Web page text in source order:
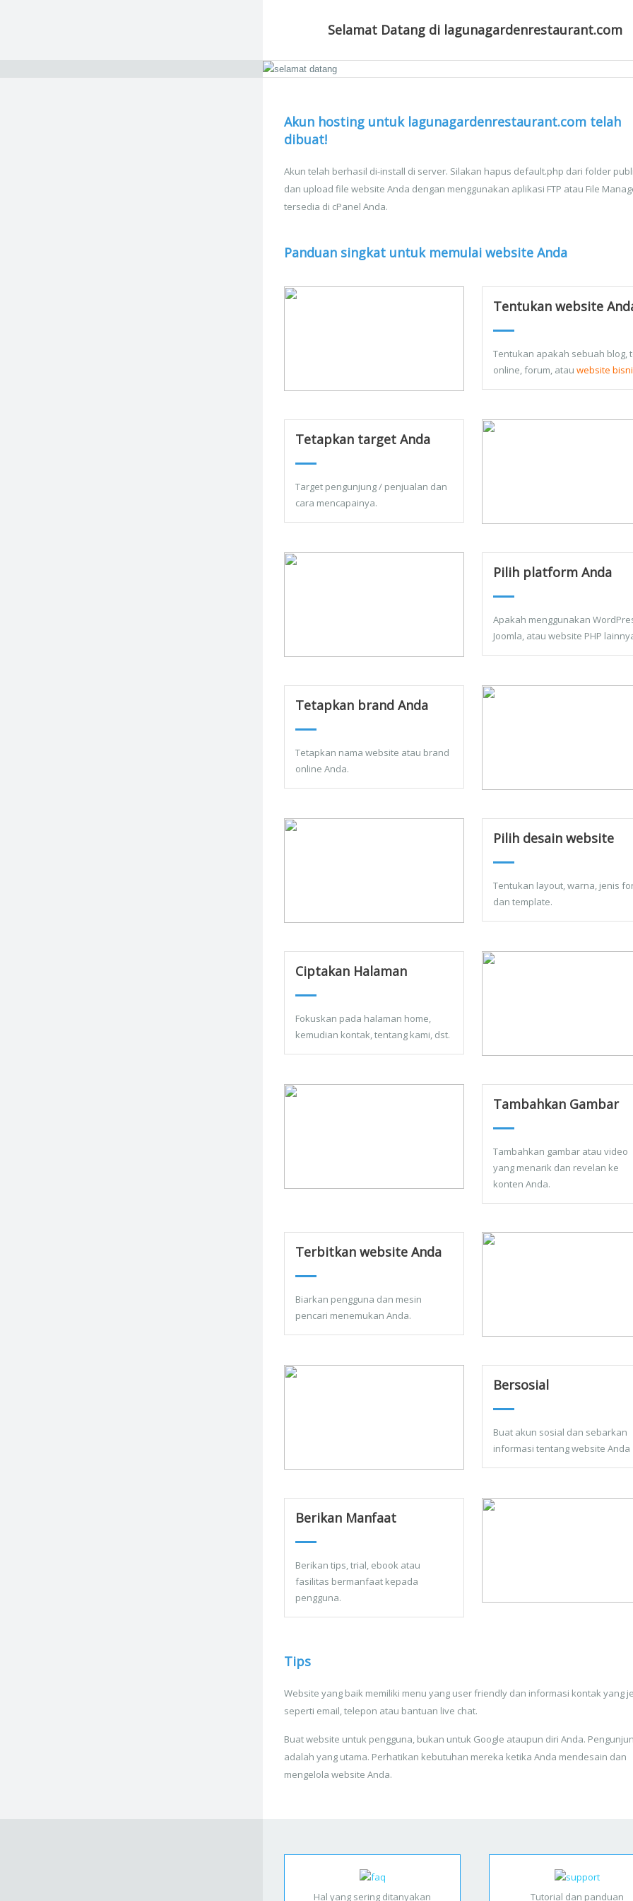
Selamat Datang di lagunagardenrestaurant.com
Akun hosting untuk lagunagardenrestaurant.com telah
dibuat!
Akun telah berhasil di-install di server. Silakan hapus default.php dari folder
dan upload file website Anda dengan menggunakan aplikasi FTP atau File
tersedia di cPanel Anda.
Panduan singkat untuk memulai website Anda
Tentukan website
Tentukan apakah sebuah blog,
online, forum, atau website
Tetapkan target Anda
Target pengunjung / penjualan dan
cara mencapainya.
Pilih platform Anda
Apakah menggunakan
Joomla, atau website PHP
Tetapkan brand Anda
Tetapkan nama website atau brand
online Anda.
Pilih desain website
Tentukan layout, warna, jenis
dan template.
Ciptakan Halaman
Fokuskan pada halaman home,
kemudian kontak, tentang kami, dst.
Tambahkan Gambar
Tambahkan gambar atau video
yang menarik dan revelan ke
konten Anda.
Terbitkan website Anda
Biarkan pengguna dan mesin
pencari menemukan Anda.
Bersosial
Buat akun sosial dan sebarkan
informasi tentang website Anda
Berikan Manfaat
Berikan tips, trial, ebook atau
fasilitas bermanfaat kepada
pengguna.
Tips
Website yang baik memiliki menu yang user friendly dan informasi kontak yang
seperti email, telepon atau bantuan live chat.
Buat website untuk pengguna, bukan untuk Google ataupun diri Anda.
adalah yang utama. Perhatikan kebutuhan mereka ketika Anda mendesain dan
mengelola website Anda.
Hal yang sering ditanyakan Tutorial dan panduan